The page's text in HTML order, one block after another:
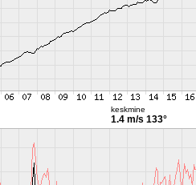
keskmine
1.4 m/s 133°